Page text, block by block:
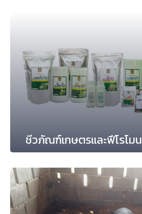
ชีวภัณฑ์เกษตรและฟีโรโมน